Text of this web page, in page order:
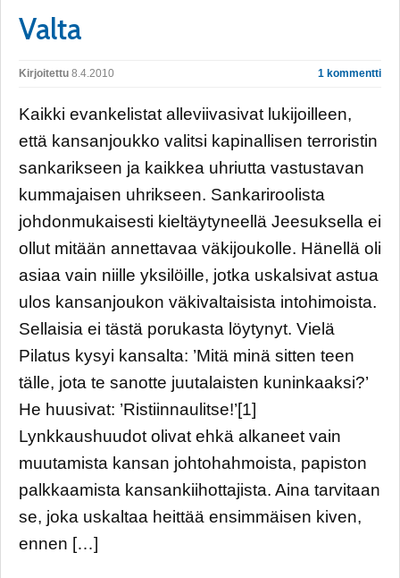
Valta
Kirjoitettu 8.4.2010 1 kommentti
Kaikki evankelistat alleviivasivat lukijoilleen,
että kansanjoukko valitsi kapinallisen terroristin
sankarikseen ja kaikkea uhriutta vastustavan
kummajaisen uhrikseen. Sankariroolista
johdonmukaisesti kieltäytyneellä Jeesuksella ei
ollut mitään annettavaa väkijoukolle. Hänellä oli
asiaa vain niille yksilöille, jotka uskalsivat astua
ulos kansanjoukon väkivaltaisista intohimoista.
Sellaisia ei tästä porukasta löytynyt. Vielä
Pilatus kysyi kansalta: ’Mitä minä sitten teen
tälle, jota te sanotte juutalaisten kuninkaaksi?’
He huusivat: ’Ristiinnaulitse!’[1]
Lynkkaushuudot olivat ehkä alkaneet vain
muutamista kansan johtohahmoista, papiston
palkkaamista kansankiihottajista. Aina tarvitaan
se, joka uskaltaa heittää ensimmäisen kiven,
ennen […]